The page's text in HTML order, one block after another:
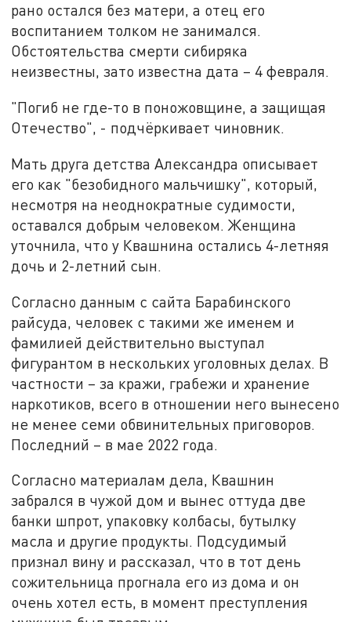
рано остался без матери, а отец его
воспитанием толком не занимался.
Обстоятельства смерти сибиряка
неизвестны, зато известна дата – 4 февраля.
"Погиб не где-то в поножовщине, а защищая
Отечество", - подчёркивает чиновник.
Мать друга детства Александра описывает
его как "безобидного мальчишку", который,
несмотря на неоднократные судимости,
оставался добрым человеком. Женщина
уточнила, что у Квашнина остались 4-летняя
дочь и 2-летний сын.
Согласно данным с сайта Барабинского
райсуда, человек с такими же именем и
фамилией действительно выступал
фигурантом в нескольких уголовных делах. В
частности – за кражи, грабежи и хранение
наркотиков, всего в отношении него вынесено
не менее семи обвинительных приговоров.
Последний – в мае 2022 года.
Согласно материалам дела, Квашнин
забрался в чужой дом и вынес оттуда две
банки шпрот, упаковку колбасы, бутылку
масла и другие продукты. Подсудимый
признал вину и рассказал, что в тот день
сожительница прогнала его из дома и он
очень хотел есть, в момент преступления